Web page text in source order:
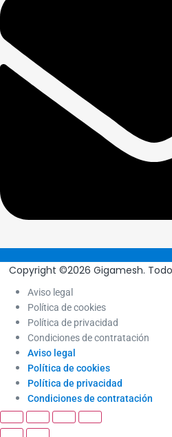
Copyright ©2026 Gigamesh.
Aviso legal
Política de cookies
Política de privacidad
Condiciones de contratación
Aviso legal
Política de cookies
Política de privacidad
Condiciones de contratación